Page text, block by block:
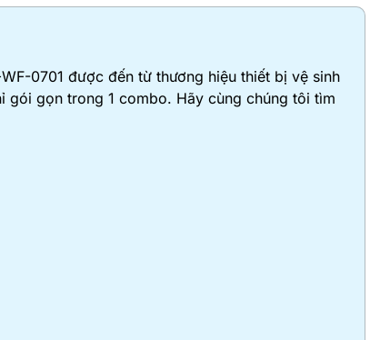
0701 được đến từ thương hiệu thiết bị vệ sinh
gói gọn trong 1 combo. Hãy cùng chúng tôi tìm